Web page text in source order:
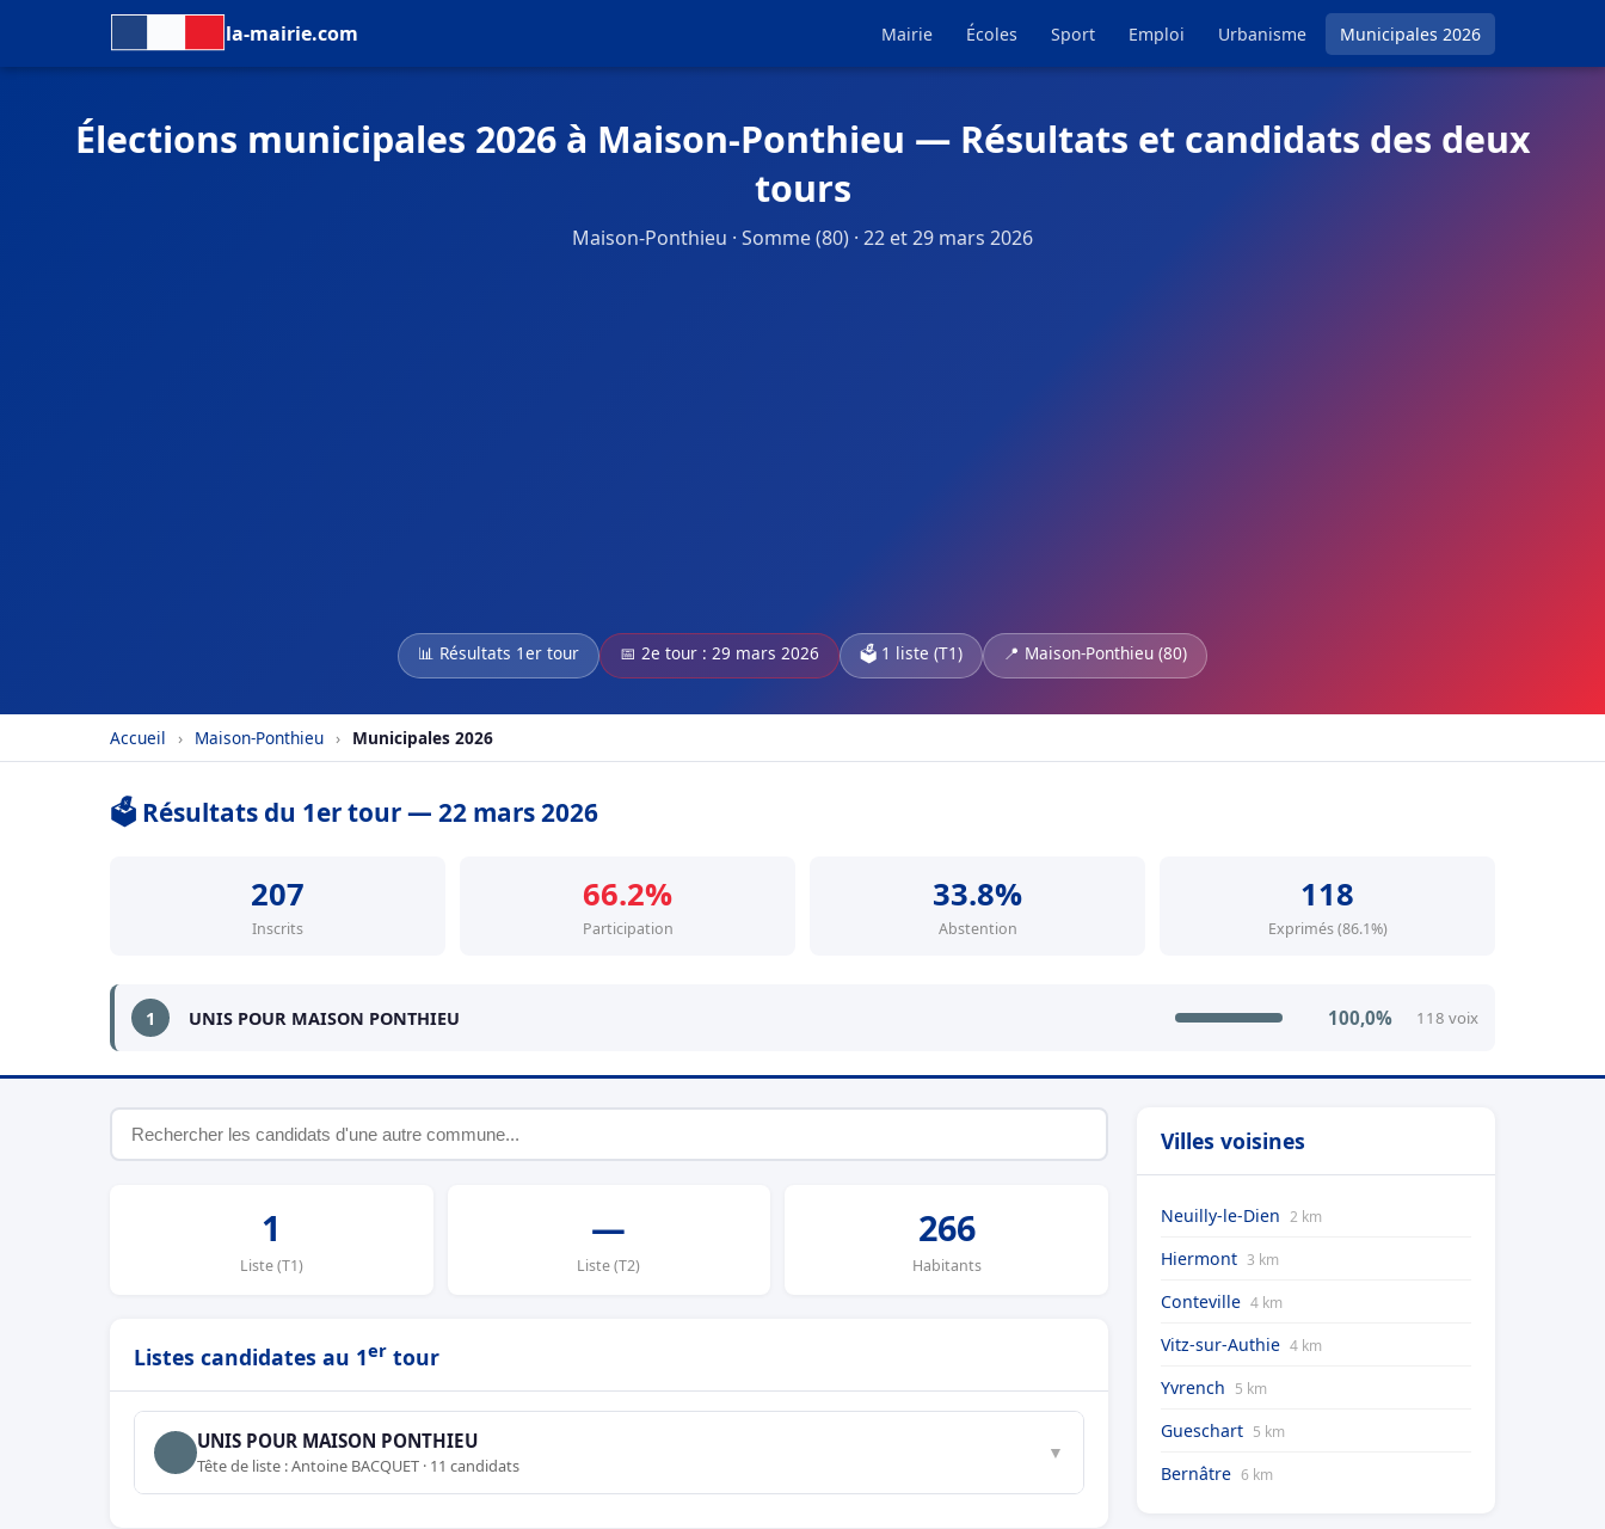
la-mairie.com Mairie Écoles Sport Emploi Urbanisme Municipales 2026
Élections municipales 2026 à Maison-Ponthieu — Résultats et candidats des deux
tours
Maison-Ponthieu · Somme (80) · 22 et 29 mars 2026
📊 Résultats 1er tour 📅 2e tour : 29 mars 2026 🗳️ 1 liste (T1) 📍 Maison-Ponthieu (80)
Accueil › Maison-Ponthieu › Municipales 2026
🗳️ Résultats du 1er tour — 22 mars 2026
207
Inscrits
66.2%
Participation
33.8%
Abstention
118
Exprimés (86.1%)
1 UNIS POUR MAISON PONTHIEU 100,0% 118 voix
1
Liste (T1)
—
Liste (T2)
266
Habitants
Listes candidates au 1er tour
UNIS POUR MAISON PONTHIEU
Tête de liste : Antoine BACQUET · 11 candidats
▼
Villes voisines
Neuilly-le-Dien 2 km
Hiermont 3 km
Conteville 4 km
Vitz-sur-Authie 4 km
Yvrench 5 km
Gueschart 5 km
Bernâtre 6 km